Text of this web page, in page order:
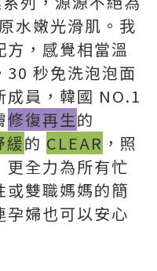
水嫩光滑肌。我
，感覺相當溫
30 秒免洗泡泡面
成員，韓國 NO.1
修復再生的
緩的 CLEAR ，照
更全力為所有忙
或雙職媽媽的簡
孕婦也可以安心